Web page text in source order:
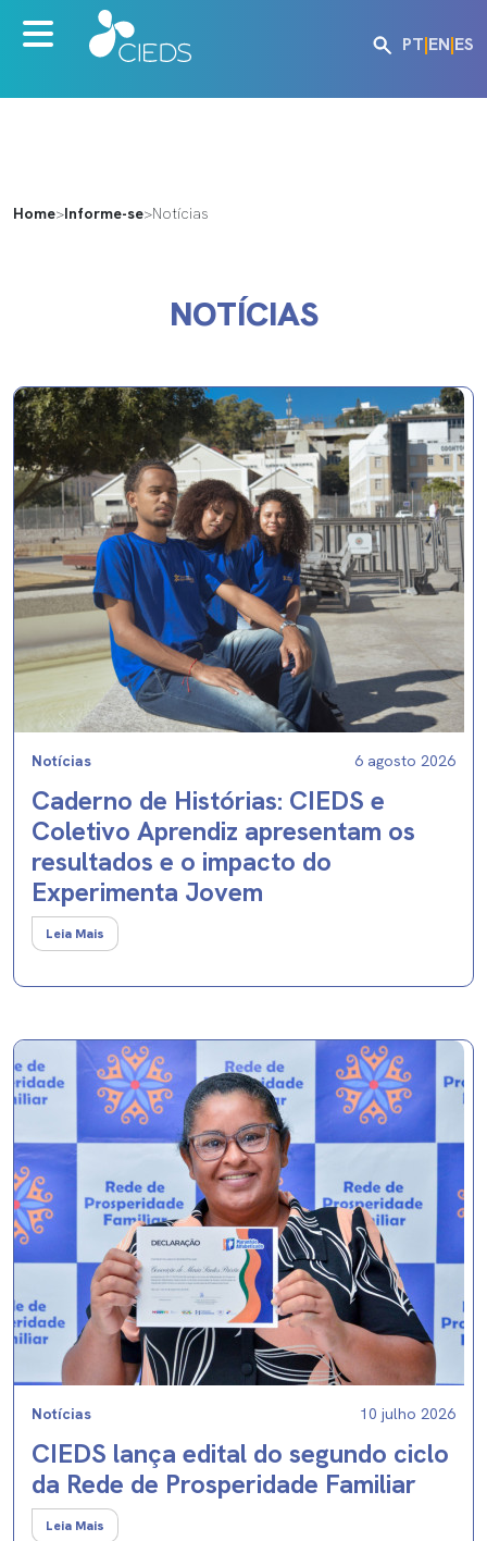
PT|EN|ES
Home>Informe-se>Notícias
NOTÍCIAS
Notícias 6 agosto 2026
Caderno de Histórias: CIEDS e
Coletivo Aprendiz apresentam os
resultados e o impacto do
Experimenta Jovem
Leia Mais
Notícias 10 julho 2026
CIEDS lança edital do segundo ciclo
da Rede de Prosperidade Familiar
Leia Mais